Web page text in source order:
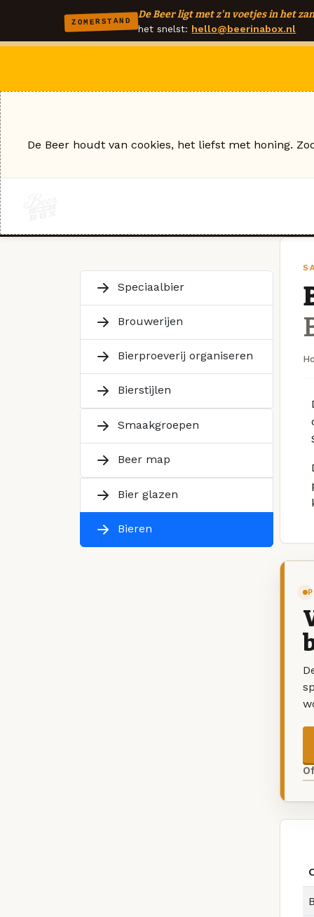
ZOMERSTAND
De Beer ligt met z'n voetjes in het
het snelst: hello@beerinabox.nl
Speciaalbier
Brouwerijen
Bierproeverij organiseren
Bierstijlen
Smaakgroepen
Beer map
Bier glazen
Bieren
De Beer houdt van cookies, het liefst met honing.